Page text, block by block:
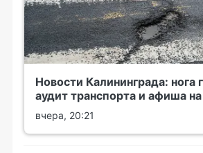
Новости Калининграда: нога
аудит транспорта и афиша
вчера, 20:21